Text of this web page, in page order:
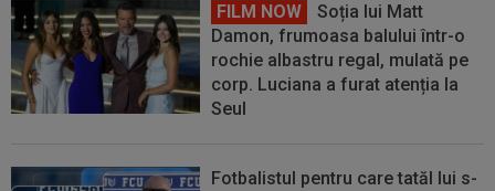
FILM NOW
Soția lui Matt
Damon, frumoasa balului într-o
rochie albastru regal, mulată pe
corp. Luciana a furat atenția la
Seul
Fotbalistul pentru care tatăl lui s-